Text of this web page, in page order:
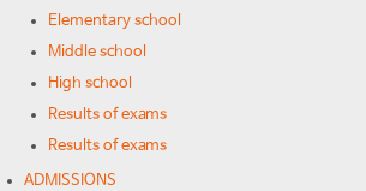
Elementary school
Middle school
High school
Results of exams
Results of exams
ADMISSIONS